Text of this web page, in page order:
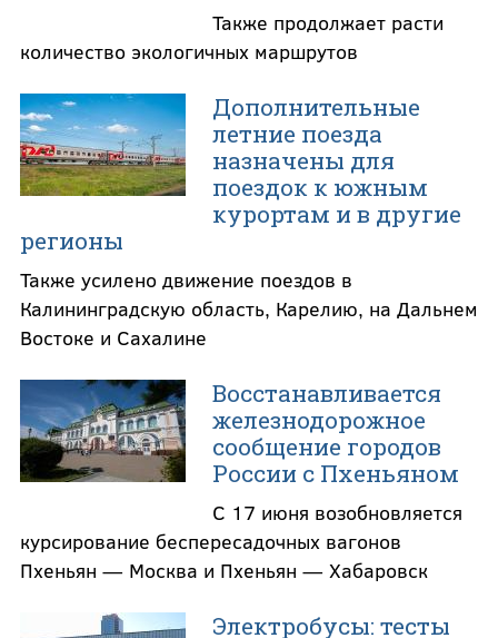
Также продолжает расти
количество экологичных маршрутов
Дополнительные
летние поезда
назначены для
поездок к южным
курортам и в другие
регионы
Также усилено движение поездов в
Калининградскую область, Карелию, на Дальнем
Востоке и Сахалине
Восстанавливается
железнодорожное
сообщение городов
России с Пхеньяном
С 17 июня возобновляется
курсирование беспересадочных вагонов
Пхеньян — Москва и Пхеньян — Хабаровск
Электробусы: тесты